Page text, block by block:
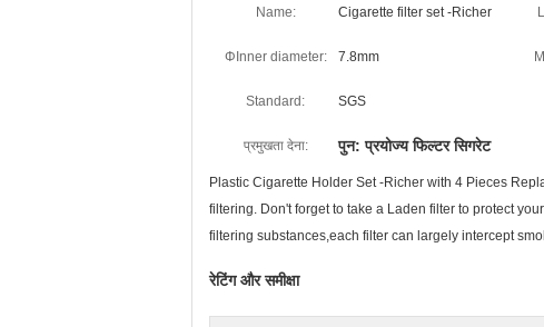
Name: Cigarette filter set -Richer
ΦInner diameter: 7.8mm
Standard: SGS
प्रमुखता देना: पुन: प्रयोज्य फिल्टर सिगरेट
Plastic Cigarette Holder Set -Richer with 4 Pieces
filtering. Don't forget to take a Laden filter to protect
filtering substances,each filter can largely intercept
रेटिंग और समीक्षा